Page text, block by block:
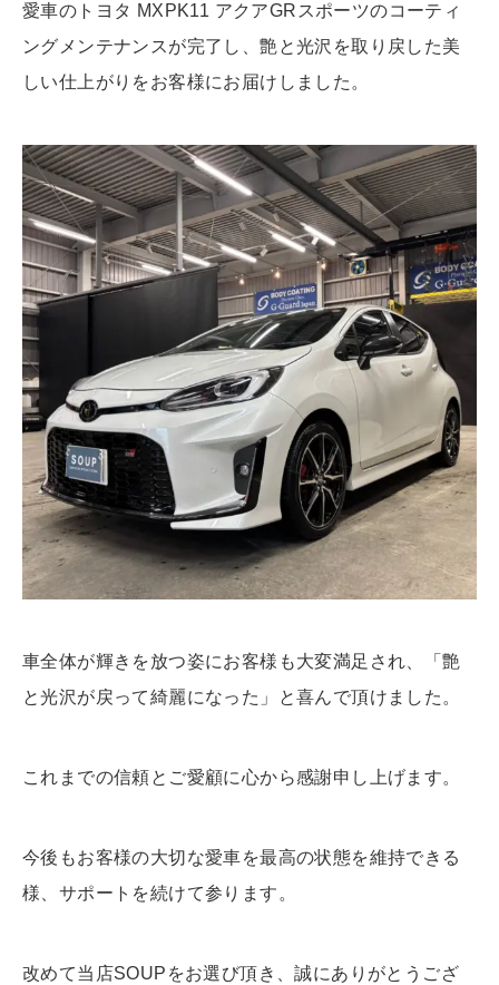
愛車のトヨタ MXPK11 アクアGRスポーツのコーティ
ングメンテナンスが完了し、艶と光沢を取り戻した美
しい仕上がりをお客様にお届けしました。
車全体が輝きを放つ姿にお客様も大変満足され、「艶
と光沢が戻って綺麗になった」と喜んで頂けました。
これまでの信頼とご愛顧に心から感謝申し上げます。
今後もお客様の大切な愛車を最高の状態を維持できる
様、サポートを続けて参ります。
改めて当店SOUPをお選び頂き、誠にありがとうござ